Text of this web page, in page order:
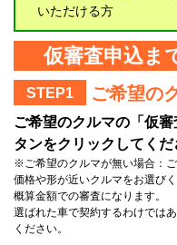
いただける方
仮審査申込ま
STEP1 ご希望の
ご希望のクルマの「仮
タンをクリックしてくだ
※ご希望のクルマが無い場合：
価格や形が近いクルマをお選びく
概算金額での審査になります。
選ばれた車で契約するわけでは
ください。